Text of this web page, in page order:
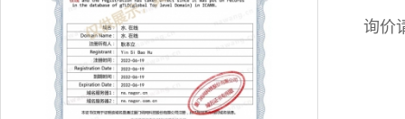
询价